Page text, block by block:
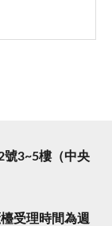
號3~5樓（中央
受理時間為週